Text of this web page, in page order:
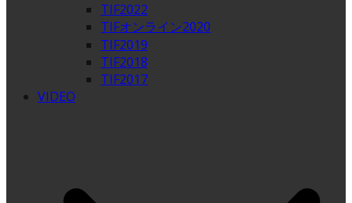
TIF2022
TIFオンライン2020
TIF2019
TIF2018
TIF2017
VIDEO